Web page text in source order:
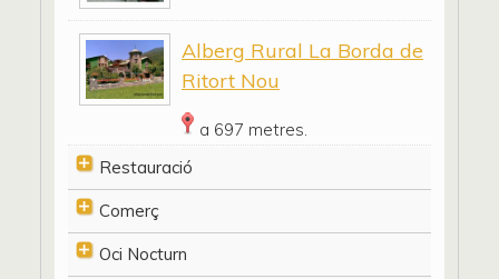
Alberg Rural La Borda de
Ritort Nou
a 697 metres.
Restauració
Comerç
Oci Nocturn